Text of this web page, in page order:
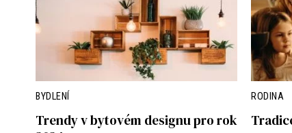
BYDLENÍ
Trendy v bytovém designu pro rok
RODINA